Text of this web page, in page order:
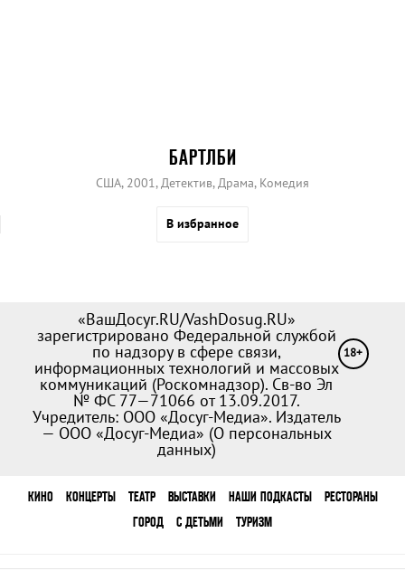
БАРТЛБИ
США, 2001, Детектив, Драма, Комедия
В избранное
«ВашДосуг.RU/VashDosug.RU»
зарегистрировано Федеральной службой
по надзору в сфере связи,
информационных технологий и массовых
коммуникаций (Роскомнадзор). Св-во Эл
№ ФС 77—71066 от 13.09.2017.
Учредитель: ООО «Досуг-Медиа». Издатель
— ООО «Досуг-Медиа» (О персональных
данных)
18+
КИНО КОНЦЕРТЫ ТЕАТР ВЫСТАВКИ НАШИ ПОДКАСТЫ
РЕСТОРАНЫ
ГОРОД
С ДЕТЬМИ ТУРИЗМ